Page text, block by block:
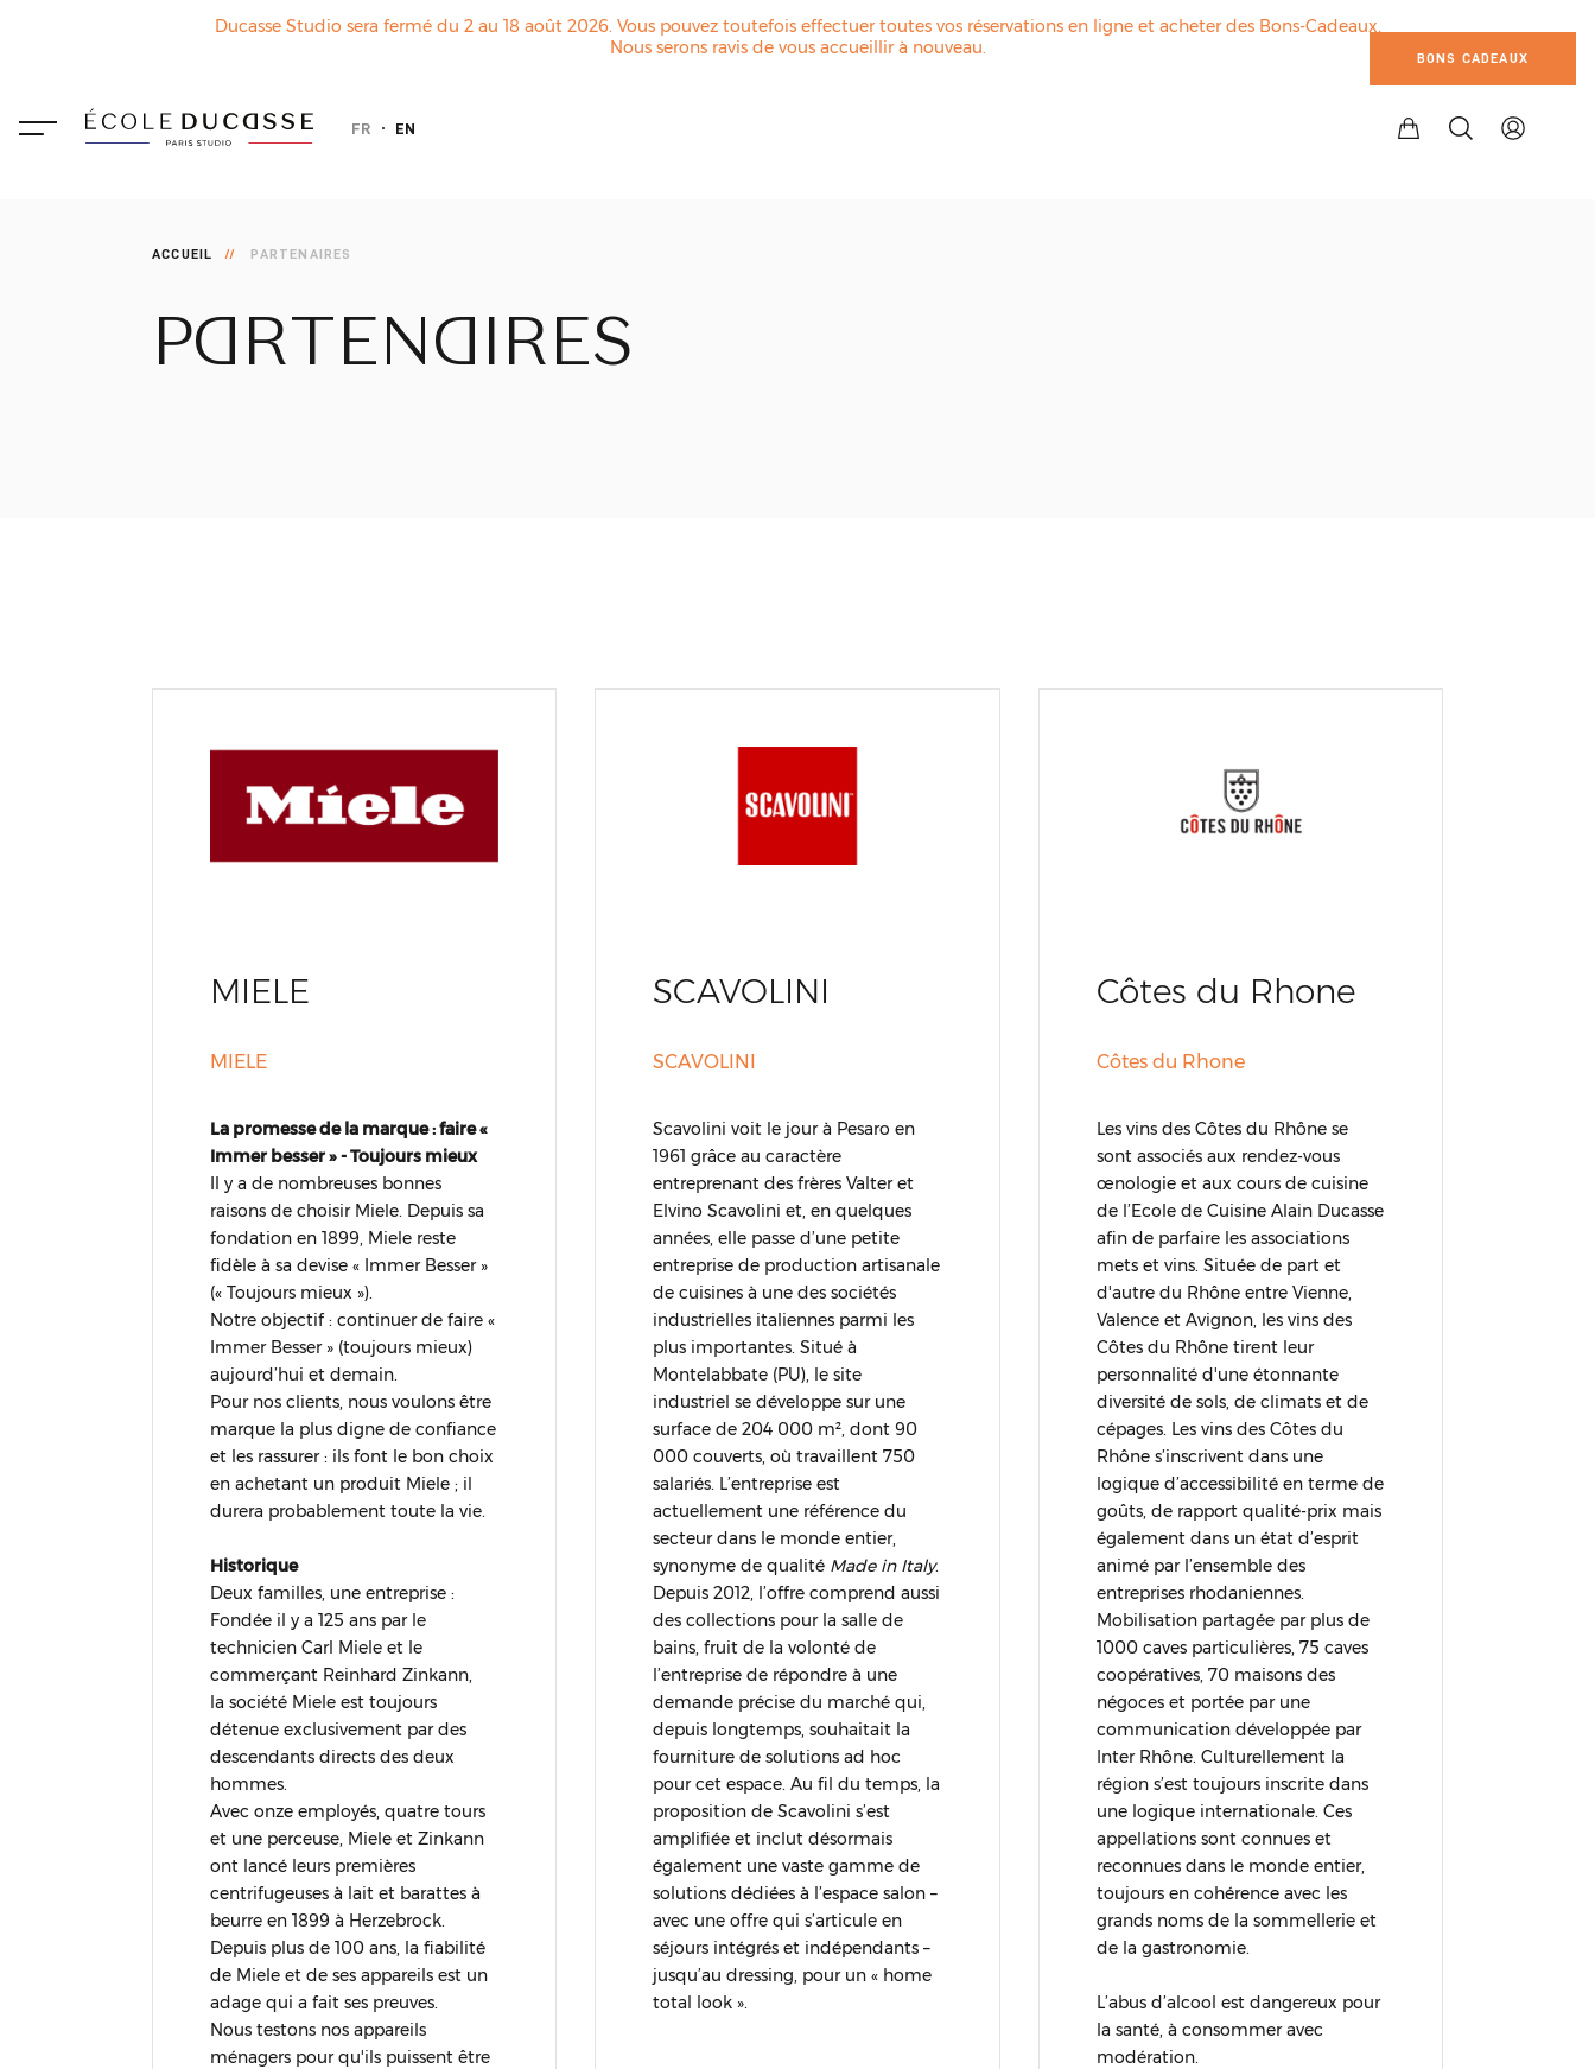
Ducasse Studio sera fermé du 2 au 18 août 2026. Vous pouvez toutefois effectuer toutes vos réservations en ligne et acheter des Bons-Cadeaux.
Nous serons ravis de vous accueillir à nouveau.
FR EN
BONS CADEAUX
ACCUEIL PARTENAIRES
PARTENAIRES
MIELE
MIELE
La promesse de la marque : faire «
Immer besser » - Toujours mieux
Il y a de nombreuses bonnes
raisons de choisir Miele. Depuis sa
fondation en 1899, Miele reste
fidèle à sa devise « Immer Besser »
(« Toujours mieux »).
Notre objectif : continuer de faire «
Immer Besser » (toujours mieux)
aujourd’hui et demain.
Pour nos clients, nous voulons être
marque la plus digne de confiance
et les rassurer : ils font le bon choix
en achetant un produit Miele ; il
durera probablement toute la vie.
Historique
Deux familles, une entreprise :
Fondée il y a 125 ans par le
technicien Carl Miele et le
commerçant Reinhard Zinkann,
la société Miele est toujours
détenue exclusivement par des
descendants directs des deux
hommes.
Avec onze employés, quatre tours
et une perceuse, Miele et Zinkann
ont lancé leurs premières
centrifugeuses à lait et barattes à
beurre en 1899 à Herzebrock.
Depuis plus de 100 ans, la fiabilité
de Miele et de ses appareils est un
adage qui a fait ses preuves.
Nous testons nos appareils
ménagers pour qu'ils puissent être
SCAVOLINI
SCAVOLINI
Scavolini voit le jour à Pesaro en
1961 grâce au caractère
entreprenant des frères Valter et
Elvino Scavolini et, en quelques
années, elle passe d’une petite
entreprise de production artisanale
de cuisines à une des sociétés
industrielles italiennes parmi les
plus importantes. Situé à
Montelabbate (PU), le site
industriel se développe sur une
surface de 204 000 m², dont 90
000 couverts, où travaillent 750
salariés. L’entreprise est
actuellement une référence du
secteur dans le monde entier,
synonyme de qualité Made in Italy.
Depuis 2012, l’offre comprend aussi
des collections pour la salle de
bains, fruit de la volonté de
l’entreprise de répondre à une
demande précise du marché qui,
depuis longtemps, souhaitait la
fourniture de solutions ad hoc
pour cet espace. Au fil du temps, la
proposition de Scavolini s’est
amplifiée et inclut désormais
également une vaste gamme de
solutions dédiées à l’espace salon –
avec une offre qui s’articule en
séjours intégrés et indépendants –
jusqu’au dressing, pour un « home
total look ».
Côtes du Rhone
Côtes du Rhone
Les vins des Côtes du Rhône se
sont associés aux rendez-vous
œnologie et aux cours de cuisine
de l’Ecole de Cuisine Alain Ducasse
afin de parfaire les associations
mets et vins. Située de part et
d'autre du Rhône entre Vienne,
Valence et Avignon, les vins des
Côtes du Rhône tirent leur
personnalité d'une étonnante
diversité de sols, de climats et de
cépages. Les vins des Côtes du
Rhône s’inscrivent dans une
logique d’accessibilité en terme de
goûts, de rapport qualité-prix mais
également dans un état d’esprit
animé par l’ensemble des
entreprises rhodaniennes.
Mobilisation partagée par plus de
1000 caves particulières, 75 caves
coopératives, 70 maisons des
négoces et portée par une
communication développée par
Inter Rhône. Culturellement la
région s’est toujours inscrite dans
une logique internationale. Ces
appellations sont connues et
reconnues dans le monde entier,
toujours en cohérence avec les
grands noms de la sommellerie et
de la gastronomie.
L’abus d’alcool est dangereux pour
la santé, à consommer avec
modération.